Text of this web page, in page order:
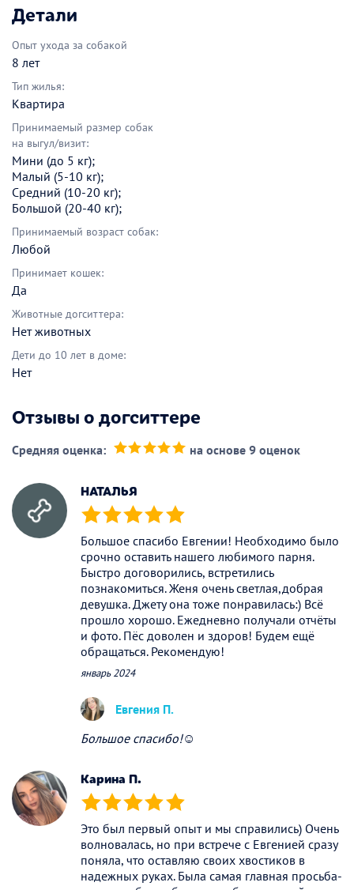
Детали
Опыт ухода за собакой
8 лет
Тип жилья:
Квартира
Принимаемый размер собак
на выгул/визит:
Мини (до 5 кг);
Малый (5-10 кг);
Средний (10-20 кг);
Большой (20-40 кг);
Принимаемый возраст собак:
Любой
Принимает кошек:
Да
Животные догситтера:
Нет животных
Дети до 10 лет в доме:
Нет
Отзывы о догситтере
Средняя оценка: на основе 9 оценок
НАТАЛЬЯ
(*) (*) (*) (*) (*)
Большое спасибо Евгении! Необходимо было
срочно оставить нашего любимого парня.
Быстро договорились, встретились
познакомиться. Женя очень светлая,добрая
девушка. Джету она тоже понравилась:) Всё
прошло хорошо. Ежедневно получали отчёты
и фото. Пёс доволен и здоров! Будем ещё
обращаться. Рекомендую!
январь 2024
Евгения П.
Большое спасибо!☺️
Карина П.
(*) (*) (*) (*) (*)
Это был первый опыт и мы справились) Очень
волновалась, но при встрече с Евгенией сразу
поняла, что оставляю своих хвостиков в
надежных руках. Была самая главная просьба-